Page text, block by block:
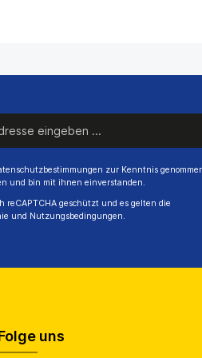
zur Kenntnis
und bin mit ihnen einverstanden.
reCAPTCHA geschützt und es gelten die
und Nutzungsbedingungen.
uns